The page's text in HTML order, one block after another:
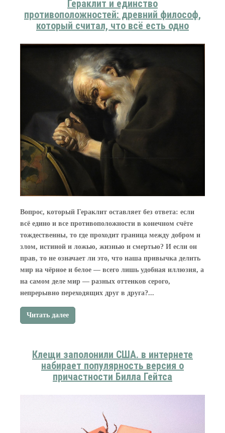
Гераклит и единство
противоположностей: древний философ,
который считал, что всё есть одно
Вопрос, который Гераклит оставляет без ответа: если
всё едино и все противоположности в конечном счёте
тождественны, то где проходит граница между добром и
злом, истиной и ложью, жизнью и смертью? И если он
прав, то не означает ли это, что наша привычка делить
мир на чёрное и белое — всего лишь удобная иллюзия, а
на самом деле мир — разных оттенков серого,
непрерывно переходящих друг в друга?...
Читать далее
Клещи заполонили США. в интернете
набирает популярность версия о
причастности Билла Гейтса